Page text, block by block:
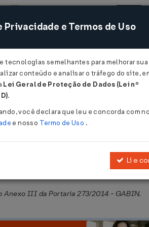
Acessar
Publicado no DOE - MA em 27 jun 2017
Anexo III da Portaria 273/2014 - GABIN.
e Termos de Uso
tecnologias semelhantes para melhorar sua
conteúdo e analisar o tráfego do site,
Lei Geral de Proteção de Dados (Lei nº
.
você declara que leu e concorda com
e nosso Termo de Uso .
Li e